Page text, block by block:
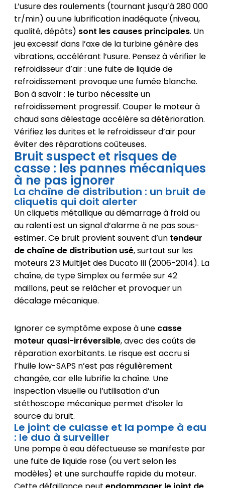
L’usure des roulements (tournant jusqu’à 280 000
tr/min) ou une lubrification inadéquate (niveau,
qualité, dépôts) sont les causes principales. Un
jeu excessif dans l’axe de la turbine génère des
vibrations, accélérant l’usure. Pensez à vérifier le
refroidisseur d’air : une fuite de liquide de
refroidissement provoque une fumée blanche.
Bon à savoir : le turbo nécessite un
refroidissement progressif. Couper le moteur à
chaud sans délestage accélère sa détérioration.
Vérifiez les durites et le refroidisseur d’air pour
éviter des réparations coûteuses.
Bruit suspect et risques de
casse : les pannes mécaniques
à ne pas ignorer
La chaîne de distribution : un bruit de
cliquetis qui doit alerter
Un cliquetis métallique au démarrage à froid ou
au ralenti est un signal d’alarme à ne pas sous-
estimer. Ce bruit provient souvent d’un tendeur
de chaîne de distribution usé, surtout sur les
moteurs 2.3 Multijet des Ducato III (2006-2014). La
chaîne, de type Simplex ou fermée sur 42
maillons, peut se relâcher et provoquer un
décalage mécanique.
Ignorer ce symptôme expose à une casse
moteur quasi-irréversible, avec des coûts de
réparation exorbitants. Le risque est accru si
l’huile low-SAPS n’est pas régulièrement
changée, car elle lubrifie la chaîne. Une
inspection visuelle ou l’utilisation d’un
stéthoscope mécanique permet d’isoler la
source du bruit.
Le joint de culasse et la pompe à eau
: le duo à surveiller
Une pompe à eau défectueuse se manifeste par
une fuite de liquide rose (ou vert selon les
modèles) et une surchauffe rapide du moteur.